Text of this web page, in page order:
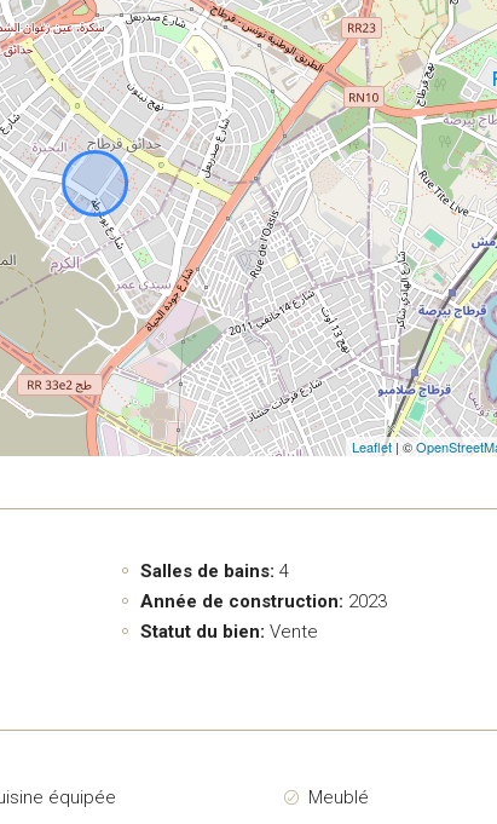
Leaflet| ©
Salles de bains: 4
Année de construction: 2023
Statut du bien: Vente
équipée
Meublé